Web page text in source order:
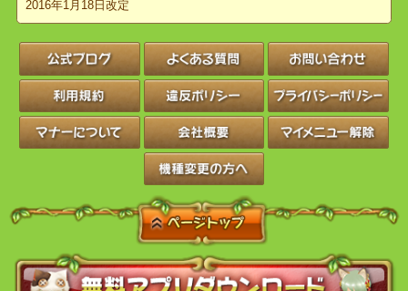
【対応】レベル5の適用
アプリケーションの使用を即時停止した上で警察へ連絡させていた
だきます。
以上
その他、当社が不適切と判断した行為については利用規約に則り対
応を行ないます。
また違反行為を行なっている疑いがある場合は一時的にゲームの機
能を制限させていただく場合がございます。
違反ポリシーは、利用規約と同じく事前の通知なく内容の追加や削
除などの改定を行わせていただきます。
2012年7月25日発布
2013年7月4日改定